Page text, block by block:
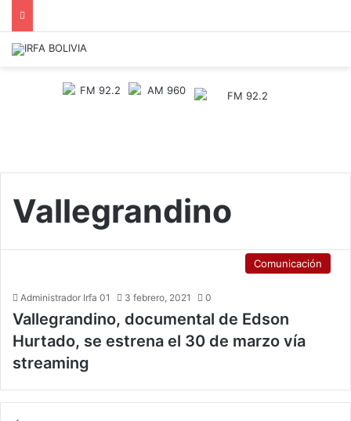
Vallegrandino
Comunicación
Administrador Irfa 01 3 febrero, 2021 0
Vallegrandino, documental de Edson
Hurtado, se estrena el 30 de marzo vía
streaming